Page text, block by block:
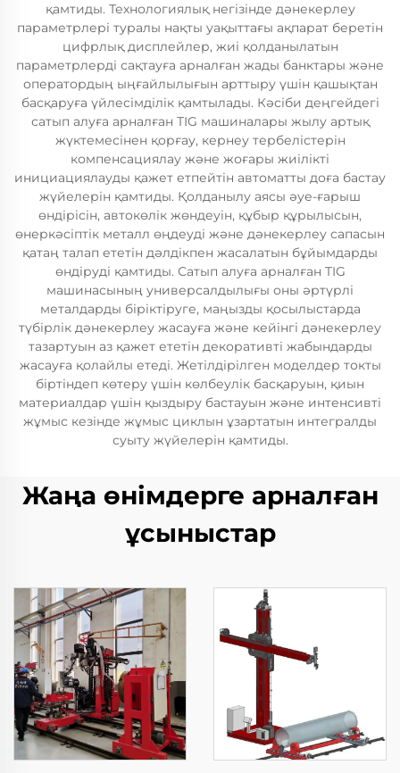
қамтиды. Технологиялық негізінде дәнекерлеу
параметрлері туралы нақты уақыттағы ақпарат беретін
цифрлық дисплейлер, жиі қолданылатын
параметрлерді сақтауға арналған жады банктары және
оператордың ыңғайлылығын арттыру үшін қашықтан
басқаруға үйлесімділік қамтылады. Кәсіби деңгейдегі
сатып алуға арналған TIG машиналары жылу артық
жүктемесінен қорғау, кернеу тербелістерін
компенсациялау және жоғары жиілікті
инициациялауды қажет етпейтін автоматты доға бастау
жүйелерін қамтиды. Қолданылу аясы әуе-ғарыш
өндірісін, автокөлік жөндеуін, құбыр құрылысын,
өнеркәсіптік металл өңдеуді және дәнекерлеу сапасын
қатаң талап ететін дәлдікпен жасалатын бұйымдарды
өндіруді қамтиды. Сатып алуға арналған TIG
машинасының универсалдылығы оны әртүрлі
металдарды біріктіруге, маңызды қосылыстарда
түбірлік дәнекерлеу жасауға және кейінгі дәнекерлеу
тазартуын аз қажет ететін декоративті жабындарды
жасауға қолайлы етеді. Жетілдірілген моделдер токты
біртіндеп көтеру үшін көлбеулік басқаруын, қиын
материалдар үшін қыздыру бастауын және интенсивті
жұмыс кезінде жұмыс циклын ұзартатын интегралды
суыту жүйелерін қамтиды.
Жаңа өнімдерге арналған
ұсыныстар